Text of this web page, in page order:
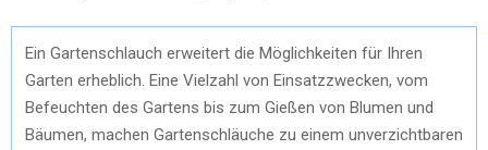
Ein Gartenschlauch erweitert die Möglichkeiten für Ihren
Garten erheblich. Eine Vielzahl von Einsatzzwecken, vom
Befeuchten des Gartens bis zum Gießen von Blumen und
Bäumen, machen Gartenschläuche zu einem unverzichtbaren